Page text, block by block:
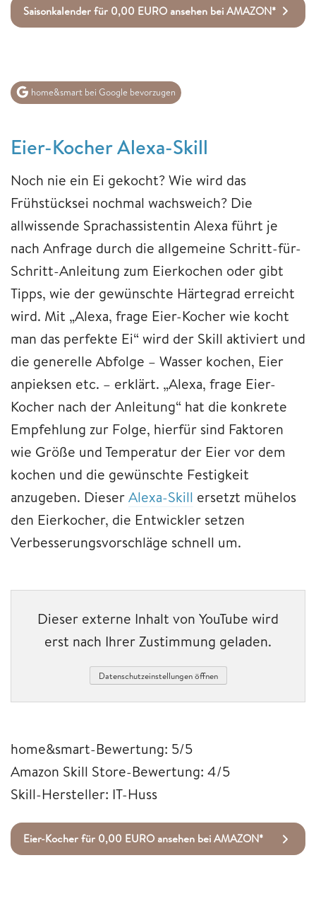
Saisonkalender für 0,00 EURO ansehen bei AMAZON*
home&smart bei Google bevorzugen
Eier-Kocher Alexa-Skill
Noch nie ein Ei gekocht? Wie wird das
Frühstücksei nochmal wachsweich? Die
allwissende Sprachassistentin Alexa führt je
nach Anfrage durch die allgemeine Schritt-für-
Schritt-Anleitung zum Eierkochen oder gibt
Tipps, wie der gewünschte Härtegrad erreicht
wird. Mit „Alexa, frage Eier-Kocher wie kocht
man das perfekte Ei“ wird der Skill aktiviert und
die generelle Abfolge – Wasser kochen, Eier
anpieksen etc. – erklärt. „Alexa, frage Eier-
Kocher nach der Anleitung“ hat die konkrete
Empfehlung zur Folge, hierfür sind Faktoren
wie Größe und Temperatur der Eier vor dem
kochen und die gewünschte Festigkeit
anzugeben. DieserAlexa-Skill ersetzt mühelos
den Eierkocher, die Entwickler setzen
Verbesserungsvorschläge schnell um.
Dieser externe Inhalt von YouTube wird
erst nach Ihrer Zustimmung geladen.
Datenschutzeinstellungen öffnen
home&smart-Bewertung: 5/5
Amazon Skill Store-Bewertung: 4/5
Skill-Hersteller: IT-Huss
Eier-Kocher für 0,00 EURO ansehen bei AMAZON*